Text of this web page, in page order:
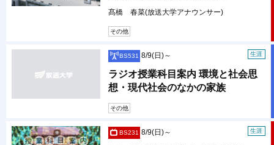
髙橋 春菜(放送大学アナウンサー)
その他
BS531 生涯
8/9(日)～
ラジオ授業科目案内 環境と社会思
想・現代社会のなかの家族
その他
BS231 生涯
8/9(日)～